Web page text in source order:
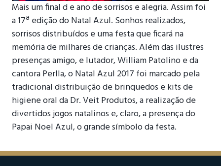
Mais um final d e ano de sorrisos e alegria. Assim foi
a 17ª edição do Natal Azul. Sonhos realizados,
sorrisos distribuídos e uma festa que ficará na
memória de milhares de crianças. Além das ilustres
presenças amigo, e lutador, William Patolino e da
cantora Perlla, o Natal Azul 2017 foi marcado pela
tradicional distribuição de brinquedos e kits de
higiene oral da Dr. Veit Produtos, a realização de
divertidos jogos natalinos e, claro, a presença do
Papai Noel Azul, o grande símbolo da festa.